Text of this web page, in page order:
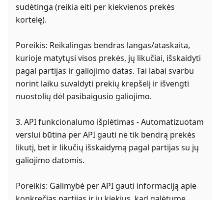
sudėtinga (reikia eiti per kiekvienos prekės
kortelę).
Poreikis: Reikalingas bendras langas/ataskaita,
kurioje matytųsi visos prekės, jų likučiai, išskaidyti
pagal partijas ir galiojimo datas. Tai labai svarbu
norint laiku suvaldyti prekių krepšelį ir išvengti
nuostolių dėl pasibaigusio galiojimo.
3. API funkcionalumo išplėtimas - Automatizuotam
verslui būtina per API gauti ne tik bendrą prekės
likutį, bet ir likučių išskaidymą pagal partijas su jų
galiojimo datomis.
Poreikis: Galimybė per API gauti informaciją apie